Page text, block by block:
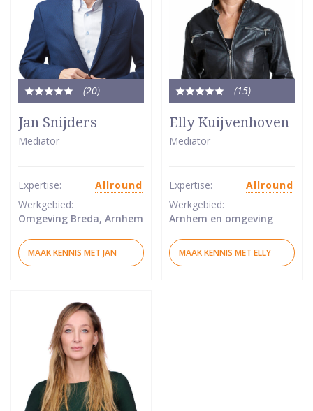
(20)
Totale
waardering:
5
van
Jan Snijders
Mediator
Expertise:
Allround
Werkgebied:
Omgeving Breda, Arnhem
MAAK KENNIS MET JAN
(15)
Totale
waardering:
5
van
Elly Kuijvenhoven
Mediator
Expertise:
Allround
Werkgebied:
Arnhem en omgeving
MAAK KENNIS MET ELLY